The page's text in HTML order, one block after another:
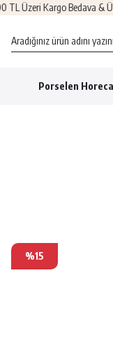
Kargo Bedava & Ücretsiz
Porselen Horeca
%15